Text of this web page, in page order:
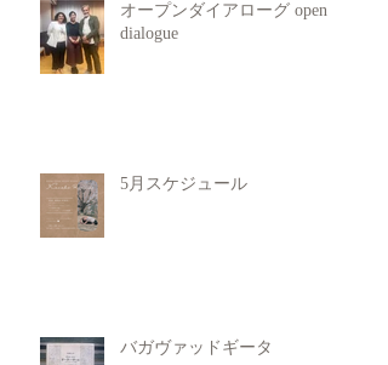
オープンダイアローグ open
dialogue
5月スケジュール
バガヴァッドギータ